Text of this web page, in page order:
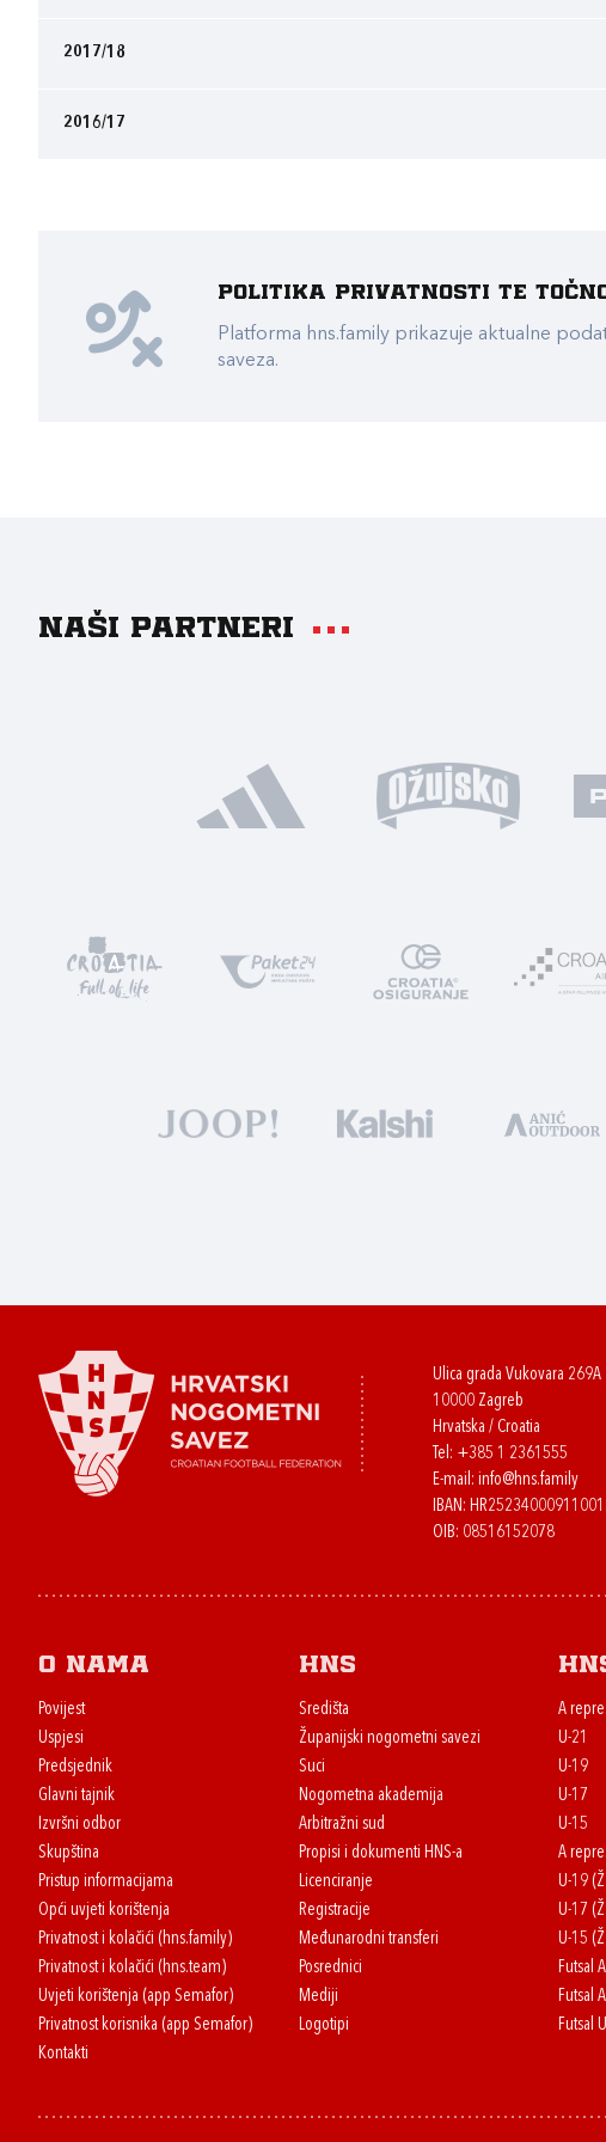
2017/18
2016/17
Politika privatnosti te
Platforma hns.family prikazuje aktualne
saveza.
Naši partneri
Ulica grada Vukovara 269A
10000 Zagreb
Hrvatska / Croatia
Tel: +385 1 2361555
E-mail: info@hns.family
IBAN:
OIB: 08516152078
O nama
Povijest
Uspjesi
Predsjednik
Glavni tajnik
Izvršni odbor
Skupština
Pristup informacijama
Opći uvjeti korištenja
Privatnost i kolačići (hns.family)
Privatnost i kolačići (hns.team)
Uvjeti korištenja (app Semafor)
Privatnost korisnika (app Semafor)
Kontakti
HNS
Središta
Županijski nogometni savezi
Suci
Nogometna akademija
Arbitražni sud
Propisi i dokumenti HNS-a
Licenciranje
Registracije
Međunarodni transferi
Posrednici
Mediji
Logotipi
A
U-21
U-19
U-17
U-15
A
U-19
U-17
U-15
Futsal A
Futsal
Futsal